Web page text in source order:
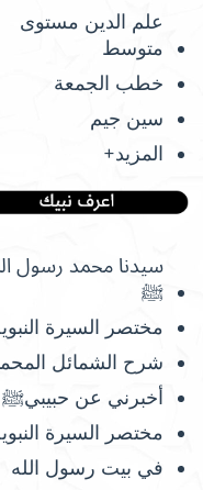
علم الدين مستوى
متوسط
خطب الجمعة
سين جيم
المزيد+
سيدنا محمد رسول
ﷺ
مختصر السيرة
شرح الشمائل
أخبرني عن حبيبيﷺ
مختصر السيرة
في بيت رسول الله